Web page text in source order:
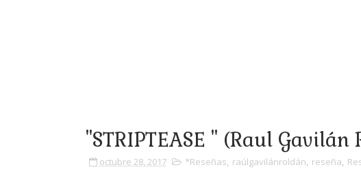
"STRIPTEASE " (Raul Gavilán
octubre 28, 2017 *Reseñas, raúlgavilánroldán, reseña,